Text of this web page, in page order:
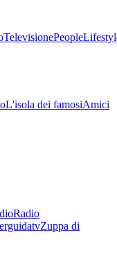
TelevisionePeople
L'isola dei famosiAmici
Radio
Zuppa di